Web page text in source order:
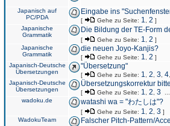
Japanisch auf
PC/PDA
Eingabe ins
[ Gehe zu Seite: 1 2 ]
Japanische
Grammatik
Die Bildung der TE-Form
[ Gehe zu Seite: 1 2 ]
Japanische
Grammatik
die neuen Joyo-Kanjis?
[ Gehe zu Seite: 1 2 ]
Japanisch-Deutsche
Übersetzungen
"Übersetzung"
[ Gehe zu Seite: 1 2 3 4
Japanisch-Deutsche
Übersetzungen
Übersetzungskorrektur bitte
[ Gehe zu Seite: 1 2 3
wadoku.de watashi wa = "わたしは"?
[ Gehe zu Seite: 1 2 3 ]
WadokuTeam Falscher Pitch-Pattern/